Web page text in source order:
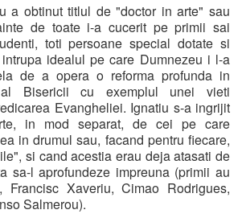
a obtinut titlul de "doctor in arte" sau
de toate i-a cucerit pe primii sai
toti persoane special dotate si
idealul pe care Dumnezeu i l-a
de a opera o reforma profunda in
Bisericii cu exemplul unei vieti
Evangheliei. Ignatiu s-a ingrijit
in mod separat, de cei pe care
in drumul sau, facand pentru fiecare,
si cand acestia erau deja atasati de
sa-l aprofundeze impreuna (primii au
Francisc Xaveriu, Cimao Rodrigues,
Salmerou).